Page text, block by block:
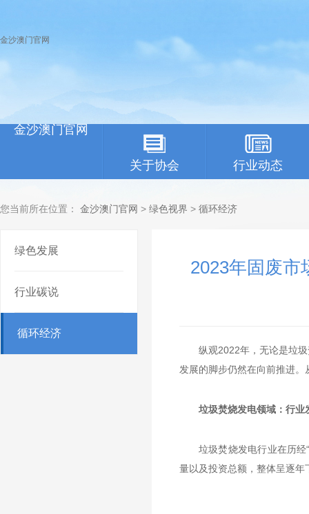
金沙澳门官网
金沙澳门官网
关于协会 行业动态
您当前所在位置： 金沙澳门官网 > 绿色视界 > 循环经济
绿色发展
行业碳说
循环经济
2023年固废
纵观2022年，无论是垃
发展的脚步仍然在向前推进
垃圾焚烧发电领域：行
垃圾焚烧发电行业在历
量以及投资总额，整体呈逐年